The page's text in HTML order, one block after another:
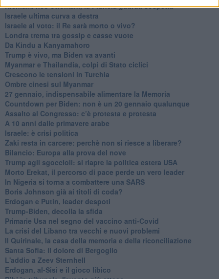
Richiami neo ottomani, la Francia guarda sospetta
Israele ultima curva a destra
Israele al voto: il Re sarà morto o vivo?
Londra trema tra gossip e casse vuote
Da Kindu a Kanyamahoro
Trump è vivo, ma Biden va avanti
Myanmar e Thailandia, colpi di Stato ciclici
Crescono le tensioni in Turchia
Ombre cinesi sul Myanmar
27 gennaio, indispensabile alimentare la Memoria
Countdown per Biden: non è un 20 gennaio qualunque
Assalto al Congresso: c’è protesta e protesta
A 10 anni dalle primavere arabe
Israele: è crisi politica
Zaki resta in carcere: perchè non si riesce a liberare?
Bilancio: Europa alla prova del nove
Trump agli sgoccioli: si riapre la politica estera USA
Morto Erekat, il percorso di pace perde un vero leader
In Nigeria si torna a combattere una SARS
Boris Johnson già ai titoli di coda?
Erdogan e Putin, leader despoti
Trump-Biden, decolla la sfida
Primarie Usa nel segno del vaccino anti-Covid
La crisi del Libano tra vecchi e nuovi problemi
Il Quirinale, la casa della memoria e della riconciliazione
Santa Sofia: il dolore di Bergoglio
L'addio a ​Zeev Sternhell
Erdogan, al-Sisi e il gioco libico